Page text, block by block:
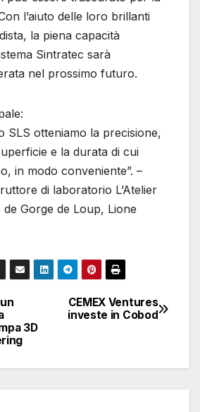
l’aiuto delle loro brillanti
la piena capacità
Sintratec sarà
nel prossimo futuro.
SLS otteniamo la precisione,
e la durata di cui
in modo conveniente”. –
di laboratorio L’Atelier
de Gorge de Loup, Lione
CEMEX Ventures
investe in Cobod
3D